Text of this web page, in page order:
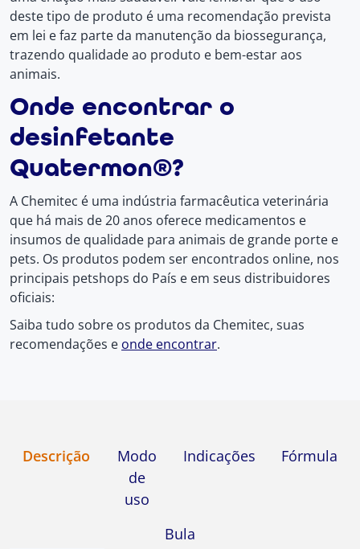
deste tipo de produto é uma recomendação prevista
em lei e faz parte da manutenção da biossegurança,
trazendo qualidade ao produto e bem-estar aos
animais.
Onde encontrar o
desinfetante
Quatermon®?
A Chemitec é uma indústria farmacêutica veterinária
que há mais de 20 anos oferece medicamentos e
insumos de qualidade para animais de grande porte e
pets. Os produtos podem ser encontrados online, nos
principais petshops do País e em seus distribuidores
oficiais:
Saiba tudo sobre os produtos da Chemitec, suas
recomendações e onde encontrar.
Descrição
Modo
de
uso
Indicações Fórmula
Bula